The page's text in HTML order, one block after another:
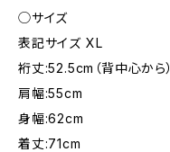
◯サイズ
表記サイズ XL
裄丈:52.5cm（背中心から）
肩幅:55cm
身幅:62cm
着丈:71cm